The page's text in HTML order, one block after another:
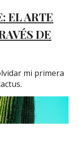
EL ARTE
DE
mi primera